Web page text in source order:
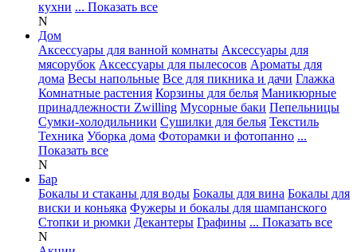
кухни ... Показать все
N
Дом
Аксессуары для ванной комнаты Аксессуары для
мясорубок Аксессуары для пылесосов Ароматы для
дома Весы напольные Все для пикника и дачи Глажка
Комнатные растения Корзины для белья Маникюрные
принадлежности Zwilling Мусорные баки Пепельницы
Сумки-холодильники Сушилки для белья Текстиль
Техника Уборка дома Фоторамки и фотопанно ...
Показать все
N
Бар
Бокалы и стаканы для воды Бокалы для вина Бокалы для
виски и коньяка Фужеры и бокалы для шампанского
Стопки и рюмки Декантеры Графины ... Показать все
N